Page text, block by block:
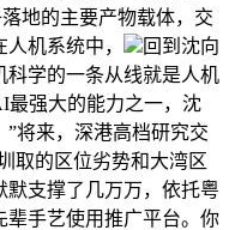
地的主要产物载体，交
机系统中，
回到沈向
科学的一条从线就是人机
最强大的能力之一，沈
将来，深港高档研究交
取的区位劣势和大湾区
默支撑了几万万，依托粤
辈手艺使用推广平台。你